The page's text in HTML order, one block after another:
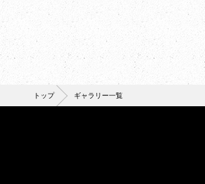
トップ ギャラリー一覧